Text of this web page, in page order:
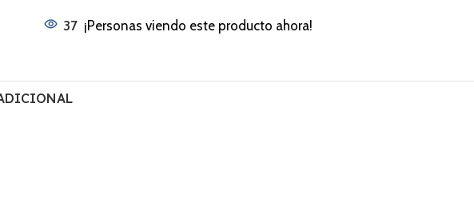
37 ¡Personas viendo este producto ahora!